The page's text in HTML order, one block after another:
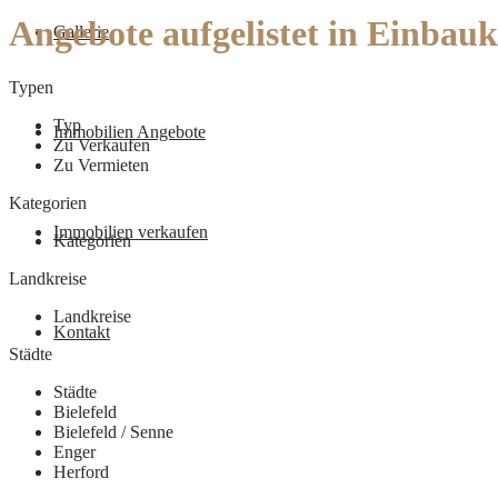
Gallerie
Immobilien Angebote
Immobilien verkaufen
Kontakt
Angebote aufgelistet in
Typen
Typ
Zu Verkaufen
Zu Vermieten
Kategorien
Kategorien
Landkreise
Landkreise
Städte
Städte
Bielefeld
Bielefeld / Senne
Enger
Herford